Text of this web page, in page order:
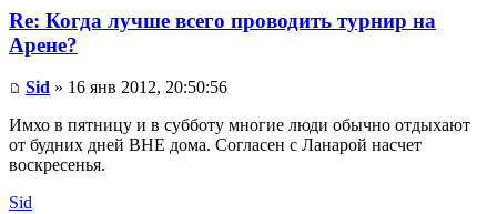
Re: Когда лучше всего проводить турнир на
Арене?
Sid » 16 янв 2012, 20:50:56
Имхо в пятницу и в субботу многие люди обычно отдыхают
от будних дней ВНЕ дома. Согласен с Ланарой насчет
воскресенья.
Sid